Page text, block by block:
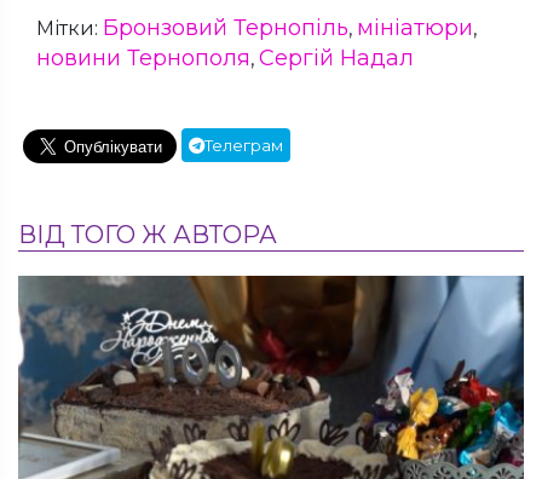
Мітки: Бронзовий Тернопіль, мініатюри,
новини Тернополя, Сергій Надал
Телеграм
ВІД ТОГО Ж АВТОРА